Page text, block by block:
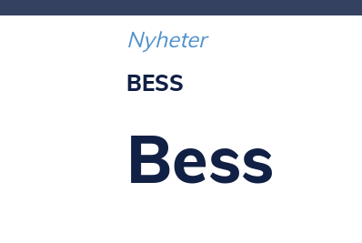
Nyheter
BESS
Bess